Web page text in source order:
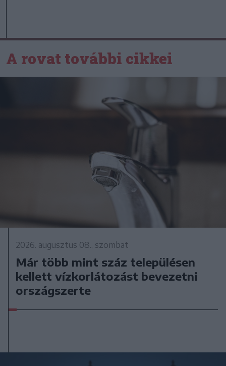
A rovat további cikkei
2026. augusztus 08., szombat
Már több mint száz településen
kellett vízkorlátozást bevezetni
országszerte